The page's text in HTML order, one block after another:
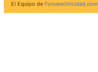
El Equipo de Foroelectricidad.com